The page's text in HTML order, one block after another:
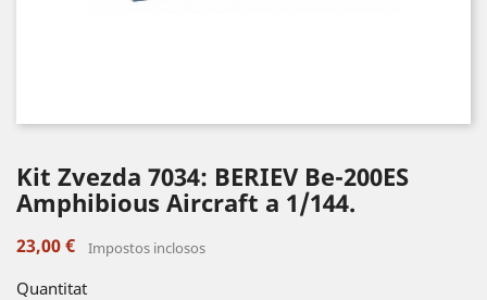
Kit Zvezda 7034: BERIEV Be-200ES
Amphibious Aircraft a 1/144.
23,00 € Impostos inclosos
Quantitat